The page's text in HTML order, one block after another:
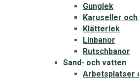
Gunglek
Karuseller
Klätterlek
Linbanor
Rutschbanor
Sand- och vatten
Arbetsplatser